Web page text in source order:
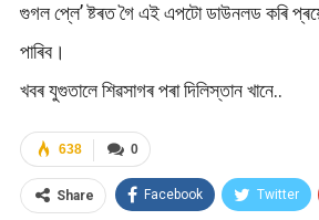
গুগল প্লে’ ষ্টৰত গৈ এই এপটো ডাউনলড কৰি
পাৰিব।
খবৰ যুগুতালে শিৱসাগৰ পৰা দিলিস্তান খানে..
0
638
Share Facebook Twitter